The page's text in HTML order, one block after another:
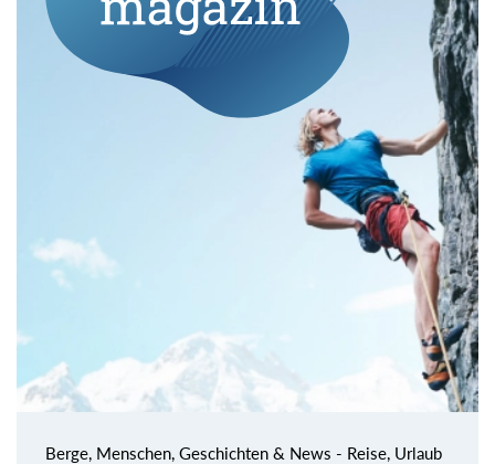
Berge, Menschen, Geschichten & News - Reise, Urlaub